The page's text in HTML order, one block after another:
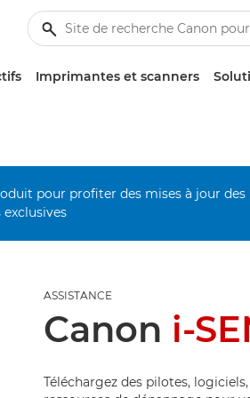
Imprimantes et scanners
pour profiter des mises à jour
ASSISTANCE
Canon i-
Téléchargez des pilotes,